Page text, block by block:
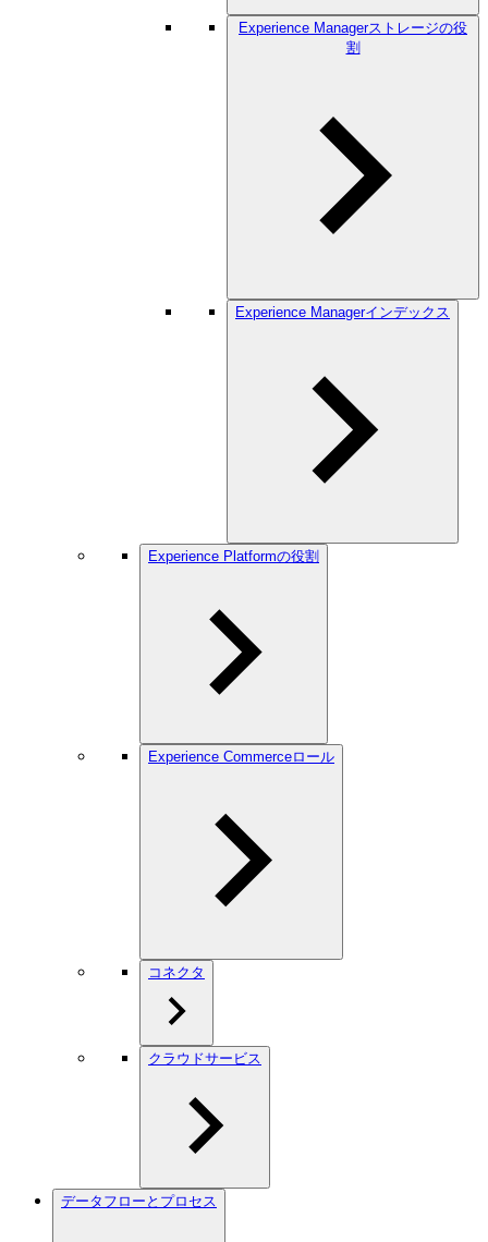
Experience Managerストレージの役
割
Experience Managerインデックス
Experience Platformの役割
Experience Commerceロール
コネクタ
クラウドサービス
データフローとプロセス